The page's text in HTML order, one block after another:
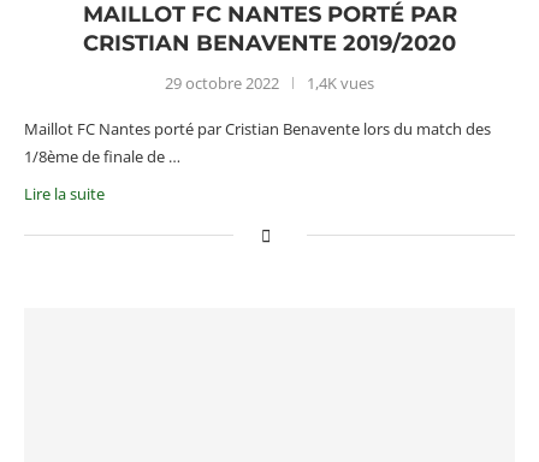
MAILLOT FC NANTES PORTÉ PAR
CRISTIAN BENAVENTE 2019/2020
29 octobre 2022 1,4K vues
Maillot FC Nantes porté par Cristian Benavente lors du match des
1/8ème de finale de …
Lire la suite